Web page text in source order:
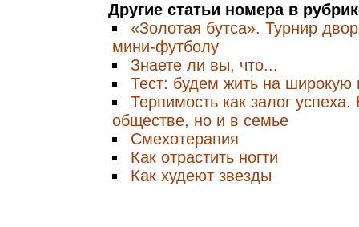
Другие статьи номера в
«Золотая бутса». Турнир
мини-футболу
Знаете ли вы, что...
Тест: будем жить на широкую
Терпимость как залог успеха.
обществе, но и в семье
Смехотерапия
Как отрастить ногти
Как худеют звезды